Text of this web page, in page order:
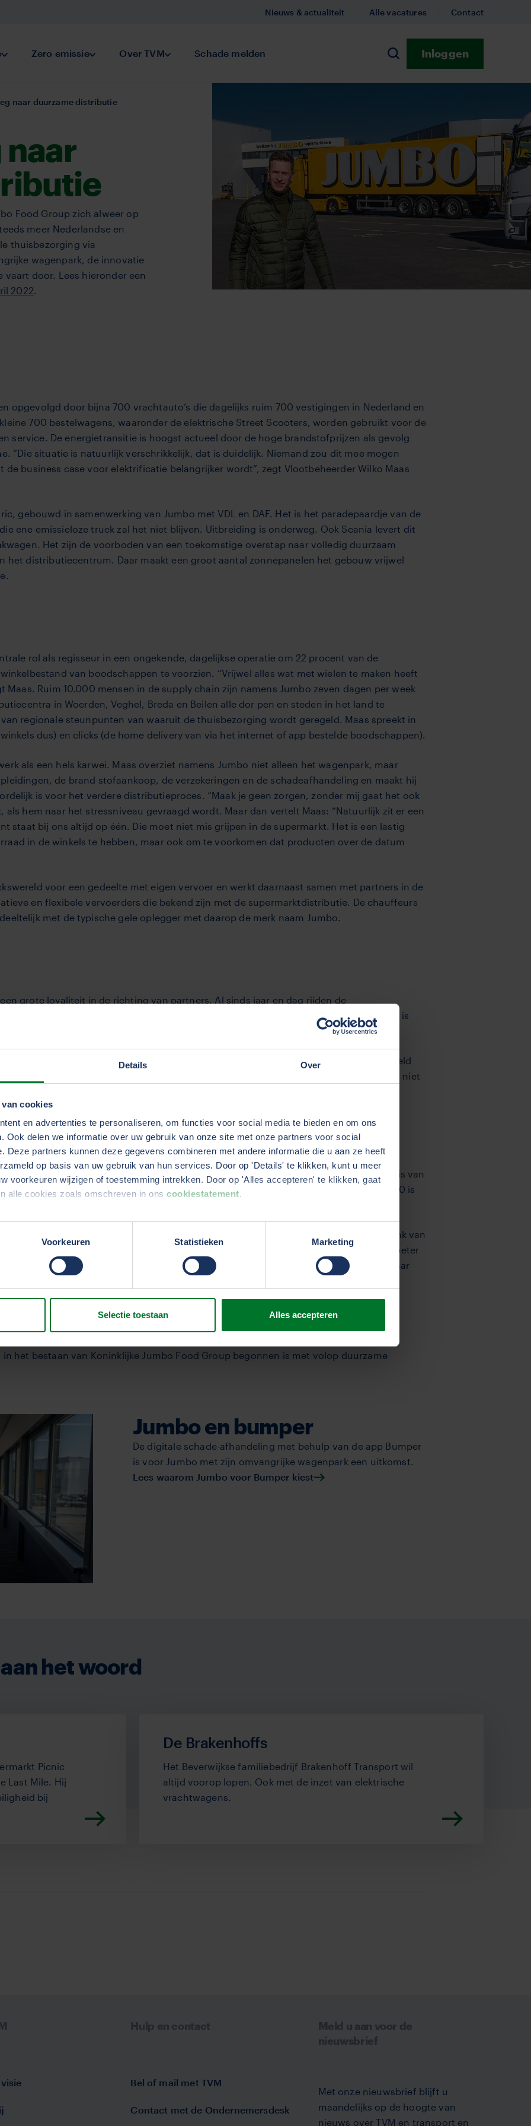
Details Over
cookies
en advertenties te personaliseren, om functies voor social media te bieden en om ons
Ook delen we informatie over uw gebruik van onze site met onze partners voor social
Deze partners kunnen deze gegevens combineren met andere informatie die u aan ze heeft
op basis van uw gebruik van hun services. Door op 'Details' te klikken, kunt u meer
voorkeuren wijzigen of toestemming intrekken. Door op 'Alles accepteren' te klikken, gaat
alle cookies zoals omschreven in ons cookiestatement.
die uw gegevens kunnen ontvangen en verwerken.
Voorkeuren Statistieken Marketing
Selectie toestaan Alles accepteren
Submenu Preventie
Zero emissieSubmenu Zero emissie
Over TVMSubmenu Over TVM
Schade melden
Zoeken
Inloggen
Nieuws & actualiteit Alle vacatures Contact
naar duurzame distributie
naar
Food Group zich alweer op
meer Nederlandse en
thuisbezorging via
wagenpark, de innovatie
door. Lees hieronder een
2022.
opgevolgd door bijna 700 vrachtauto’s die dagelijks ruim 700 vestigingen in Nederland en
700 bestelwagens, waaronder de elektrische Street Scooters, worden gebruikt voor de
­service. De energietransitie is hoogst actu­eel door de hoge brandstofprijzen als gevolg
“Die situatie is natuurlijk verschrikkelijk, dat is duidelijk. Nie­mand zou dit mee mogen
de business case voor elektrificatie belangrijker wordt”, zegt Vlootbeheerder Wilko Maas
gebouwd in samenwer­king van Jumbo met VDL en DAF. Het is het paradepaardje van de
ene emissieloze truck zal het niet blijven. Uitbreiding is onderweg. Ook Scania levert dit
Het zijn de voorboden van een toekomstige overstap naar volledig duurzaam
het distributiecentrum. Daar maakt een groot aantal zonnepanelen het gebouw vrijwel
rol als regisseur in een ongekende, dagelijkse operatie om 22 procent van de
van boodschappen te voorzien. “Vrijwel alles wat met wielen te maken heeft
Maas. Ruim 10.000 mensen in de supply chain zijn namens Jumbo zeven dagen per week
in Woer­den, Veghel, Breda en Beilen alle dor­ pen en steden in het land te
regionale steunpunten van waaruit de thuisbe­zorging wordt geregeld. Maas spreekt in
dus) en clicks (de home delivery van via het internet of app bestelde boodschappen).
als een hels karwei. Maas over­ziet namens Jumbo niet alleen het wagenpark, maar
de brand­ stofaankoop, de verzekeringen en de schade­afhandeling en maakt hij
is voor het verdere distributieproces. “Maak je geen zorgen, zonder mij gaat het ook
als hem naar het stressniveau gevraagd wordt. Maar dan vertelt Maas: “Natuurlijk zit er een
staat bij ons altijd op één. Die moet niet mis­ grijpen in de supermarkt. Het is een lastig
in de winkels te hebben, maar ook om te voorkomen dat producten over de datum
voor een gedeelte met eigen vervoer en werkt daarnaast samen met partners in de
en flexibele vervoerders die bekend zijn met de supermarktdistributie. De chauffeurs
met de typische gele oplegger met daarop de merk­ naam Jumbo.
grote loyaliteit in de richting van partners. Al sinds jaar en dag rijden de
dat de status van preferred supplier heeft. Net zoals Jumbo trou­wens al 41 jaar is
het bedrijfsmotto: ‘Samen, Ondernemen en Winnen’.
hè”, voegt de vlootbeheerder er meteen aan toe. “Het gaat bij vracht­auto’s bijvoorbeeld
We hebben een goede relatie met Scania, vanzelfsprekend, maar dat neemt niet
aangegaan met DAF en VDL voor de elektrificatie.”
kan en zal gebeuren is nog wel een heikel vraag­ stuk, erkent hij. Zo gelden er op basis van
in veel binnensteden milieuzones met nul uitstoot van vrachtwagens. Vanaf 2030 is
wordt diesel helemaal uitgefaseerd.
bezig en geeft een extra dyna­miek aan ons werk”, aldus Maas. “Kijk, een dieseltank van
koffie gevuld. Maar de elektrische trucks, waarvan de batterijen overigens steeds beter
worden opgeladen. Onze vracht­wagens moeten niet alleen worden volgeladen, maar
en uiteraard aan de beschikbaarheid van elektrische vrachtwagens. “De
binnen Jumbo aan het smeden, daar ligt echt de focus op.”
het bestaan van Koninklijke Jumbo Food Group begonnen is met volop duurzame
Jumbo en bumper
De digitale schade-afhandeling met behulp van de app Bumper
is voor Jumbo met zijn omvangrijke wagenpark een uitkomst.
Lees waarom Jumbo voor Bumper kiest
het woord
Picnic
Last Mile. Hij
bij
De Brakenhoffs
Het Beverwijkse familiebedrijf Brakenhoff Transport wil
altijd voorop lopen. Ook met de inzet van elektrische
vrachtwagens.
Bel of mail met TVM
Contact met de Ondernemersdesk
Meld u aan voor de
nieuwsbrief
Met onze nieuwsbrief blijft u
maandelijks op de hoogte van
nieuws over TVM en transport en